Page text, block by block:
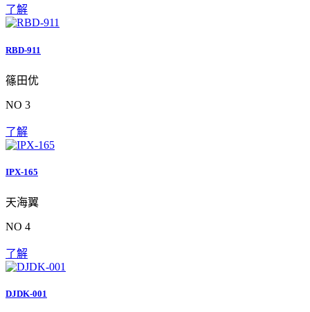
了解
RBD-911
篠田优
NO 3
了解
IPX-165
天海翼
NO 4
了解
DJDK-001